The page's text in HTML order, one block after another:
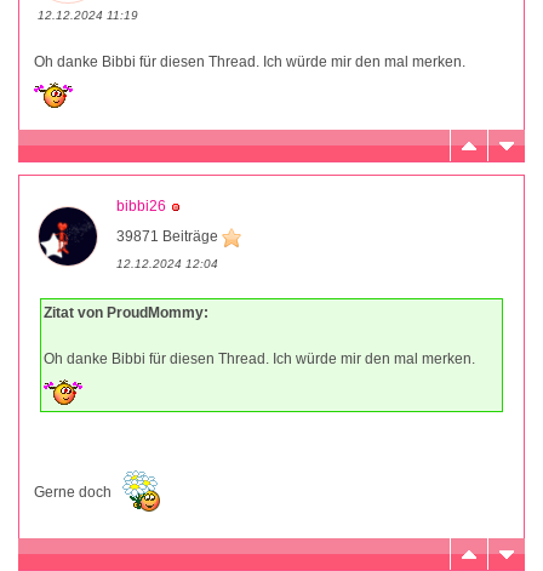
12.12.2024 11:19
Oh danke Bibbi für diesen Thread. Ich würde mir den mal merken.
bibbi26
39871 Beiträge
12.12.2024 12:04
Zitat von ProudMommy:
Oh danke Bibbi für diesen Thread. Ich würde mir den mal merken.
Gerne doch